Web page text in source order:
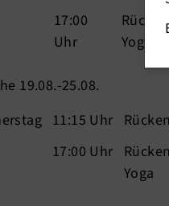
17:00
Uhr
Yoga
19.08.-25.08.
11:15 Uhr
17:00 Uhr
Yoga